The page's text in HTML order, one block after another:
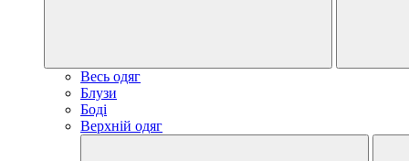
Весь одяг
Блузи
Боді
Верхній одяг